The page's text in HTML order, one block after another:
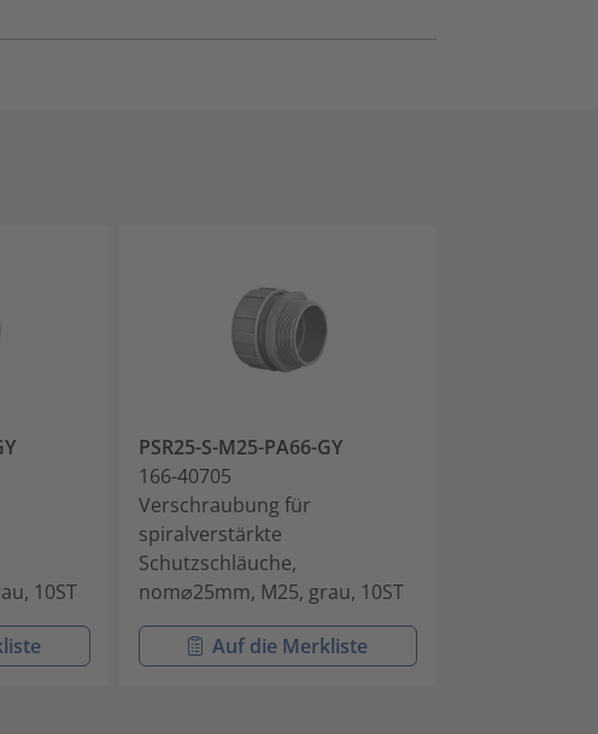
10ST
PSR25-S-M25-PA66-GY
166-40705
Verschraubung für
spiralverstärkte
Schutzschläuche,
nom⌀25mm, M25, grau, 10ST
Auf die Merkliste